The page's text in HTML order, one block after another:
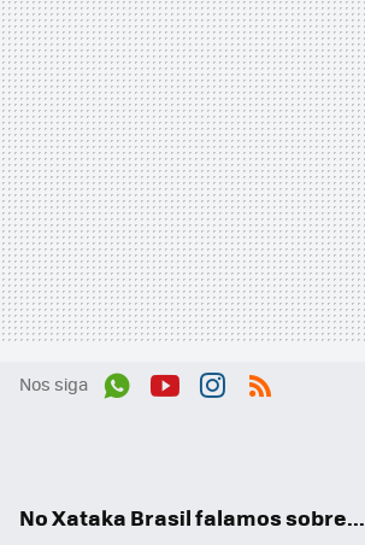
Nos siga
No Xataka Brasil falamos sobre...